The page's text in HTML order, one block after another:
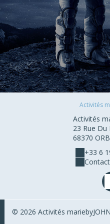
Activités
Activités
23 Rue Du
68370
+33 6
© 2026 Activités mariebyJOHN